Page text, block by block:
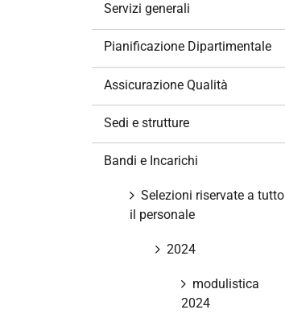
Servizi generali
Pianificazione Dipartimentale
Assicurazione Qualità
Sedi e strutture
Bandi e Incarichi
Selezioni riservate a tutto
il personale
2024
modulistica
2024